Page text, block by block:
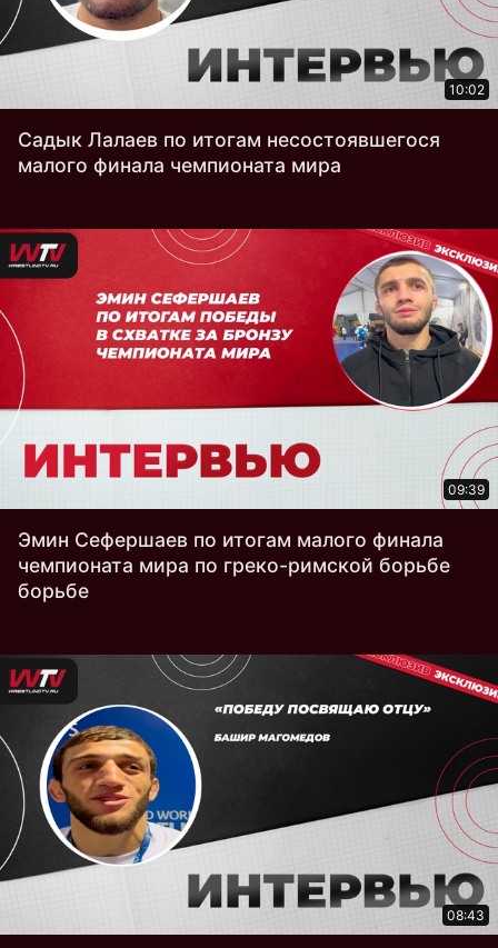
10:02
Садык Лалаев по итогам несостоявшегося
малого финала чемпионата мира
09:39
Эмин Сефершаев по итогам малого финала
чемпионата мира по греко-римской борьбе
борьбе
08:43